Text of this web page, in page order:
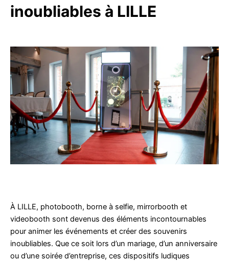
inoubliables à LILLE
À LILLE, photobooth, borne à selfie, mirrorbooth et
videobooth sont devenus des éléments incontournables
pour animer les événements et créer des souvenirs
inoubliables. Que ce soit lors d’un mariage, d’un anniversaire
ou d’une soirée d’entreprise, ces dispositifs ludiques